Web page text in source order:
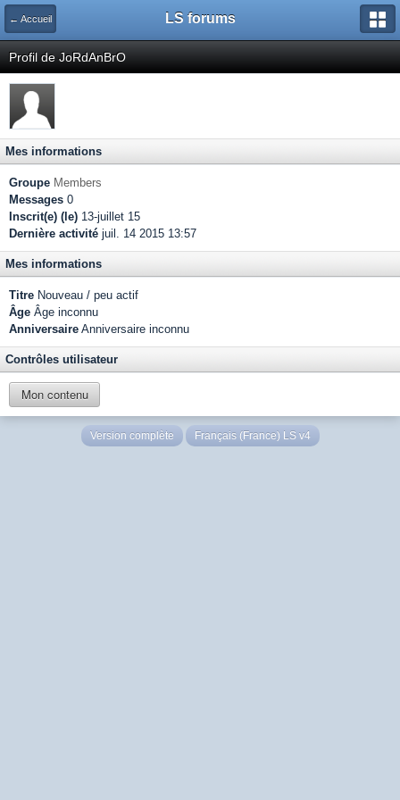
← Accueil LS forums
Profil de JoRdAnBrO
Mes informations
Groupe Members
Messages 0
Inscrit(e) (le) 13-juillet 15
Dernière activité juil. 14 2015 13:57
Mes informations
Titre Nouveau / peu actif
Âge Âge inconnu
Anniversaire Anniversaire inconnu
Contrôles utilisateur
Mon contenu
Version complète Français (France) LS v4